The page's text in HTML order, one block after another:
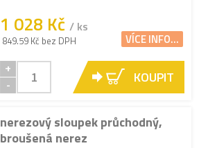
1 028 Kč / ks
849.59 Kč bez DPH VÍCE INFO...
+
-
KOUPIT
nerezový sloupek průchodný,
broušená nerez